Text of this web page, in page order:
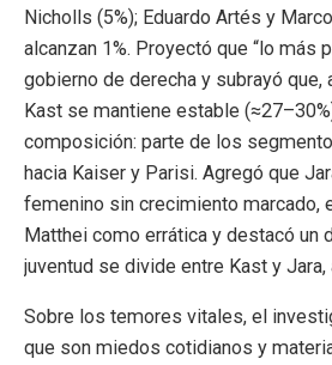
Nicholls (5%); Eduardo Artés y
alcanzan 1%. Proyectó que “lo más
gobierno de derecha y subrayó que,
Kast se mantiene estable
composición: parte de los
hacia Kaiser y Parisi. Agregó que
femenino sin crecimiento marcado,
Matthei como errática y destacó un
juventud se divide entre Kast y
Sobre los temores vitales, el
que son miedos cotidianos y